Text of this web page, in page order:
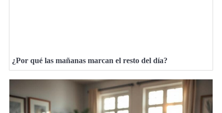
¿Por qué las mañanas marcan el resto del día?